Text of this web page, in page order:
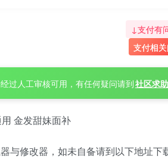
↓支付有
支付相
过人工审核可用，有任何疑问请到社区求
金发甜妹面补
与修改器，如未自备请到以下地址下